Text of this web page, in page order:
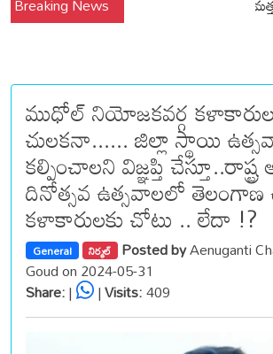
ముధోల్ నియోజకవర్గ
చులకనా...... జిల్లా స్థాయి
కల్పించాలని విజ్ఞప్తి
దినోత్సవ ఉత్సవాలలో తెలంగాణ
కళాకారులకు చోటు .. లేదా !?
General నిర్మల్ Posted byAenuganti
Goud on 2024-05-31
Share:| |Visits:409